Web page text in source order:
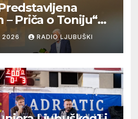
– Priča o Toniju“
Hercega
2026 RADIO LJUBUŠKI